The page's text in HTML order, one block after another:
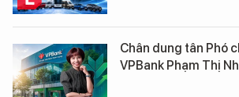
Chân dung tân Phó
VPBank Phạm Thị